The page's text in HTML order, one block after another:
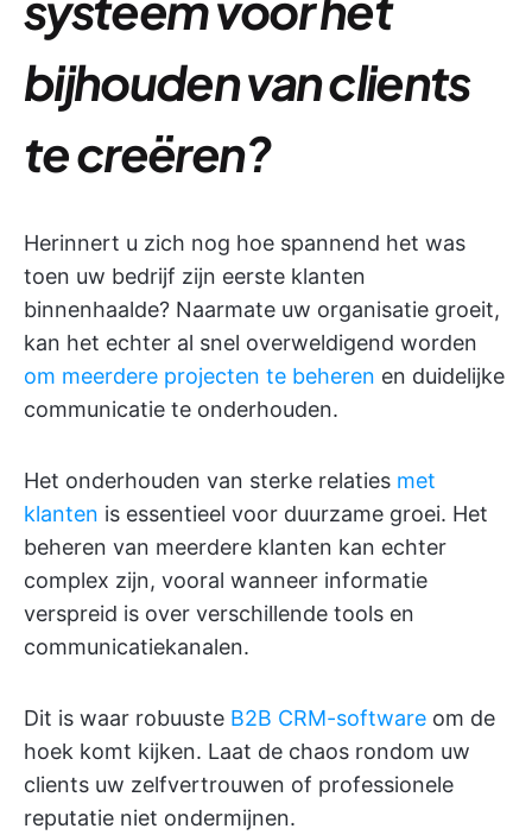
bijhouden van clients
te creëren?
Herinnert u zich nog hoe spannend het was
toen uw bedrijf zijn eerste klanten
binnenhaalde? Naarmate uw organisatie groeit,
kan het echter al snel overweldigend worden
om meerdere projecten te beheren en duidelijke
communicatie te onderhouden.
Het onderhouden van sterke relaties met
klanten is essentieel voor duurzame groei. Het
beheren van meerdere klanten kan echter
complex zijn, vooral wanneer informatie
verspreid is over verschillende tools en
communicatiekanalen.
Dit is waar robuuste B2B CRM-software om de
hoek komt kijken. Laat de chaos rondom uw
clients uw zelfvertrouwen of professionele
reputatie niet ondermijnen.